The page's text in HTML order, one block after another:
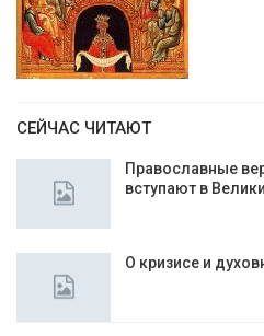
СЕЙЧАС ЧИТАЮТ
Православные
вступают в
О кризисе и